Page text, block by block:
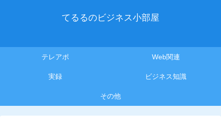
てるるのビジネス小部屋
テレアポ Web関連
実録 ビジネス知識
その他